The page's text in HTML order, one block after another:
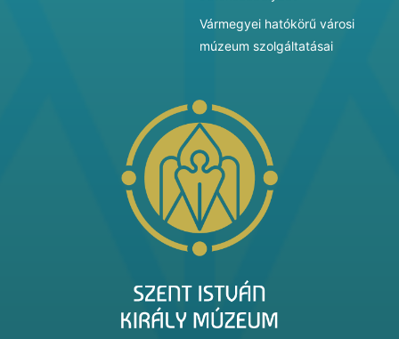
Vármegyei hatókörű városi
múzeum szolgáltatásai